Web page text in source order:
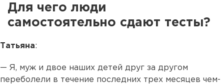
Для чего люди
самостоятельно сдают тесты?
Татьяна:
— Я, муж и двое наших детей друг за другом
переболели в течение последних трех месяцев чем-